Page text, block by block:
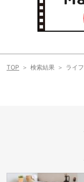
TOP 検索結果 ライフ